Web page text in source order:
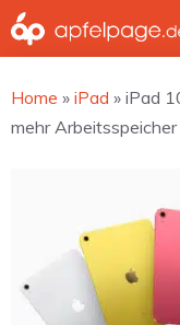
Zum
Inhalt
Home » iPad » iPad
mehr Arbeitsspeicher